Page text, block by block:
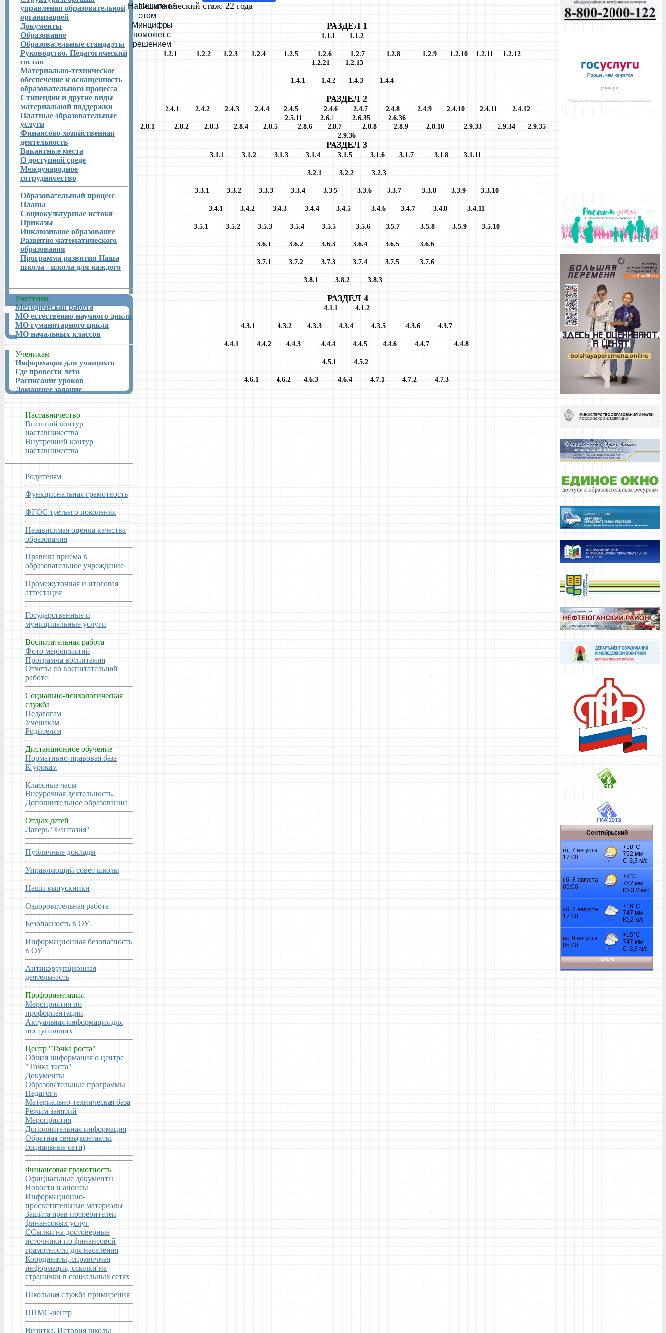
Напишите об
этом —
Минцифры
поможет с
решением
управления образовательной
организацией
Документы
Образование
Образовательные стандарты
Руководство. Педагогический
состав
Материально-техническое
обеспечение и оснащенность
образовательного процесса
Стипендии и другие виды
материальной поддержки
Платные образовательные
услуги
Финансово-хозяйственная
деятельность
Вакантные места
О доступной среде
Международное
сотрудничество
Образовательный процесс
Планы
Социокультурные истоки
Приказы
Инклюзивное образование
Развитие математического
образования
Программа развития Наша
школа - школа для каждого
Учителям
Методическая работа
МО естественно-научного цикла
МО гуманитарного цикла
МО начальных классов
Ученикам
Информация для учащихся
Где провести лето
Расписание уроков
Домашнее задание
Наставничество
Внешний контур
наставничества
Внутренний контур
наставничества
Родителям
Функциональная грамотность
ФГОС третьего поколения
Независимая оценка качества
образования
Правила приема в
образовательное учреждение
Промежуточная и итоговая
аттестация
Государственные и
муниципальные услуги
Воспитательная работа
Фото мероприятий
Программа воспитания
Отчеты по воспитательной
работе
Социально-психологическая
служба
Педагогам
Ученикам
Родителям
Дистанционное обучение
Нормативно-правовая база
К урокам
Классные часы
Внеурочная деятельность.
Дополнительное образованин
Отдых детей
Лагерь "Фантазия"
Публичные доклады
Управляющий совет школы
Наши выпускники
Оздоровительная работа
Безопасность в ОУ
Информационная безопасность
в ОУ
Антикоррупционная
деятельность
Профориентация
Мероприятия по
профориентации
Актуальная информация для
поступающих
Центр "Точка роста"
Общая информация о центре
"Точка тоста"
Документы
Образовательные программы
Педагоги
Материально-техническая база
Режим занятий
Мероприятия
Дополнительная информация
Обратная связь(контакты,
социальные сети)
Финансовая грамотность
Официальные документы
Новости и анонсы
Информационно-
просветительные материалы
Защита прав потребителей
финансовых услуг
ССылки на достоверные
источники по финансовой
грамотности для населения
Координаты, справочная
информация, ссылки на
странички в социальных сетях
Школьная служба примирения
ППМС-центр
Визитка. История школы
Педагогический стаж: 22 года
РАЗДЕЛ 1
1.1.1 1.1.2
1.2.1 1.2.2 1.2.3 1.2.4 1.2.5 1.2.6 1.2.7 1.2.8 1.2.9 1.2.10 1.2.11 1.2.12
1.2.21
1.2.13
1.4.1 1.4.2 1.4.3 1.4.4
РАЗДЕЛ 2
2.4.1 2.4.2 2.4.3 2.4.42.4.5 2.4.6 2.4.7 2.4.82.4.9 2.4.102.4.112.4.12
2.5.11
2.6.1 2.6.35
2.6.36
2.8.12.8.2 2.8.3 2.8.42.8.52.8.6 2.8.7 2.8.82.8.9 2.8.10 2.9.33
2.9.34 2.9.35
2.9.36
РАЗДЕЛ 3
3.1.1 3.1.2 3.1.33.1.4 3.1.5 3.1.63.1.73.1.8 3.1.11
3.2.1 3.2.2 3.2.3
3.3.1 3.3.23.3.3 3.3.4 3.3.5 3.3.63.3.7 3.3.8 3.3.93.3.10
3.4.13.4.23.4.3 3.4.43.4.53.4.6 3.4.7 3.4.83.4.11
3.5.1 3.5.23.5.3 3.5.4 3.5.53.5.6 3.5.7 3.5.8 3.5.93.5.10
3.6.1 3.6.2 3.6.33.6.4 3.6.5 3.6.6
3.7.1 3.7.2 3.7.33.7.4 3.7.5 3.7.6
3.8.13.8.23.8.3
РАЗДЕЛ 4
4.1.14.1.2
4.3.1 4.3.2 4.3.34.3.44.3.5 4.3.6 4.3.7
4.4.14.4.2 4.4.3 4.4.4 4.4.5 4.4.6 4.4.7 4.4.8
4.5.1 4.5.2
4.6.14.6.2 4.6.34.6.44.7.1 4.7.2 4.7.3
Сентябрьский